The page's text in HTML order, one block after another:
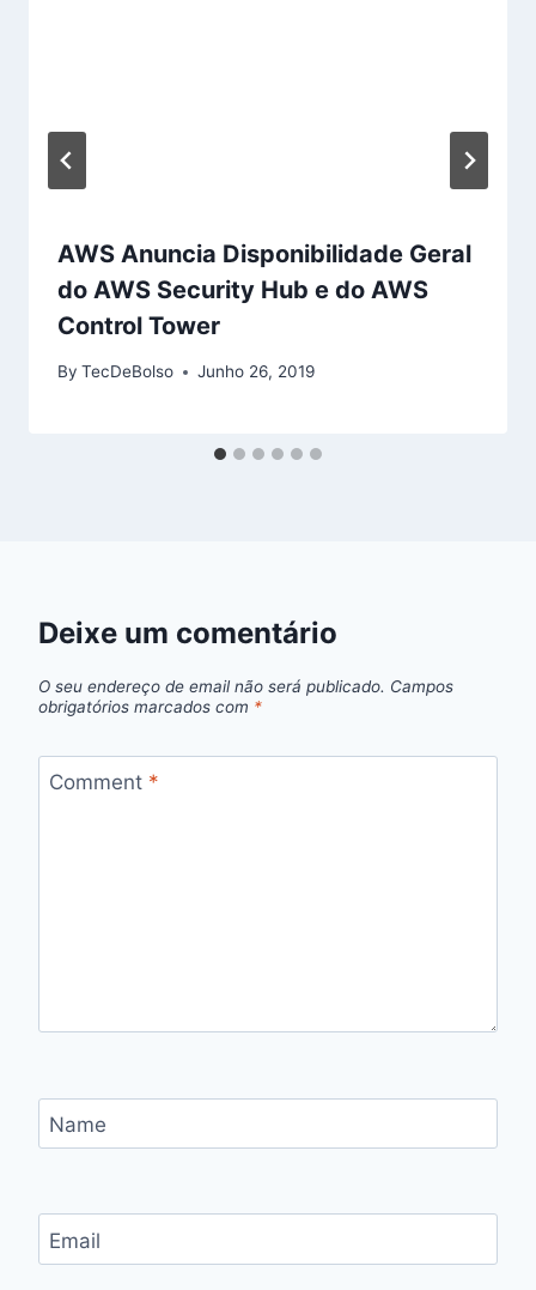
AWS Anuncia Disponibilidade Geral
do AWS Security Hub e do AWS
Control Tower
By TecDeBolso Junho 26, 2019
Deixe um comentário
O seu endereço de email não será publicado. Campos
obrigatórios marcados com *
Comment *
Name
Email